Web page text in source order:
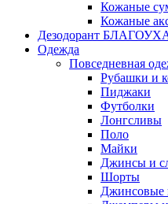
Кожаные
Кожаные
Дезодорант
Одежда
Повседневная
Рубашки и
Пиджаки
Футболки
Лонгсливы
Поло
Майки
Джинсы и
Шорты
Джинсовые